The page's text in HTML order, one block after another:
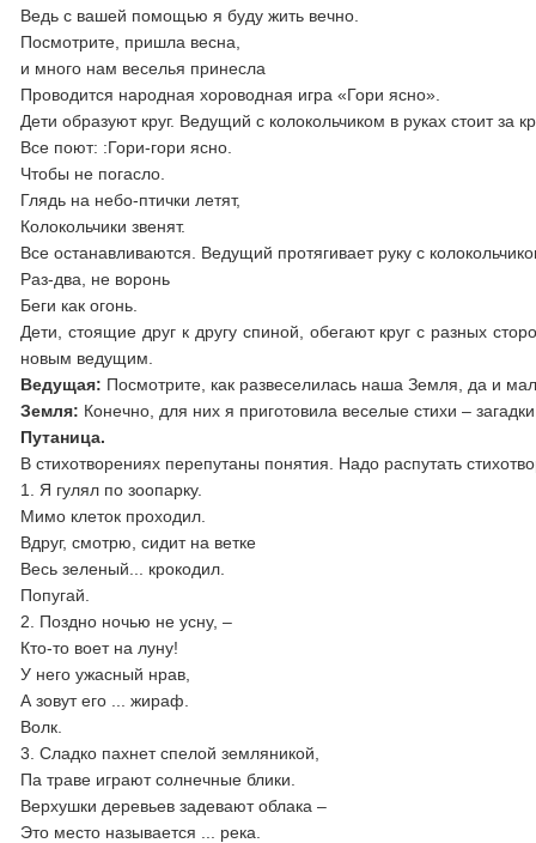
Ведь с вашей помощью я буду жить вечно.
Посмотрите, пришла весна,
и много нам веселья принесла
Проводится народная хороводная игра «Гори ясно».
Дети образуют круг. Ведущий с колокольчиком в руках стоит
Все поют: :Гори-гори ясно.
Чтобы не погасло.
Глядь на небо-птички летят,
Колокольчики звенят.
Все останавливаются. Ведущий протягивает руку с
Раз-два, не воронь
Беги как огонь.
Дети, стоящие друг к другу спиной, обегают круг с разных
новым ведущим.
Ведущая: Посмотрите, как развеселилась наша Земля, да и
Земля: Конечно, для них я приготовила веселые стихи –
Путаница.
В стихотворениях перепутаны понятия. Надо распутать
1. Я гулял по зоопарку.
Мимо клеток проходил.
Вдруг, смотрю, сидит на ветке
Весь зеленый... крокодил.
Попугай.
2. Поздно ночью не усну, –
Кто-то воет на луну!
У него ужасный нрав,
А зовут его ... жираф.
Волк.
3. Сладко пахнет спелой земляникой,
Па траве играют солнечные блики.
Верхушки деревьев задевают облака –
Это место называется ... река.